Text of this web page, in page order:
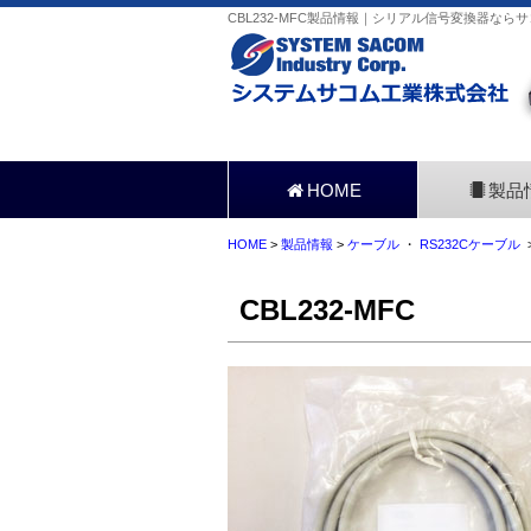
CBL232-MFC製品情報｜シリアル信号変換器ならサ
HOME 製品
HOME > 製品情報 > ケーブル ・ RS232Cケーブル
CBL232-MFC